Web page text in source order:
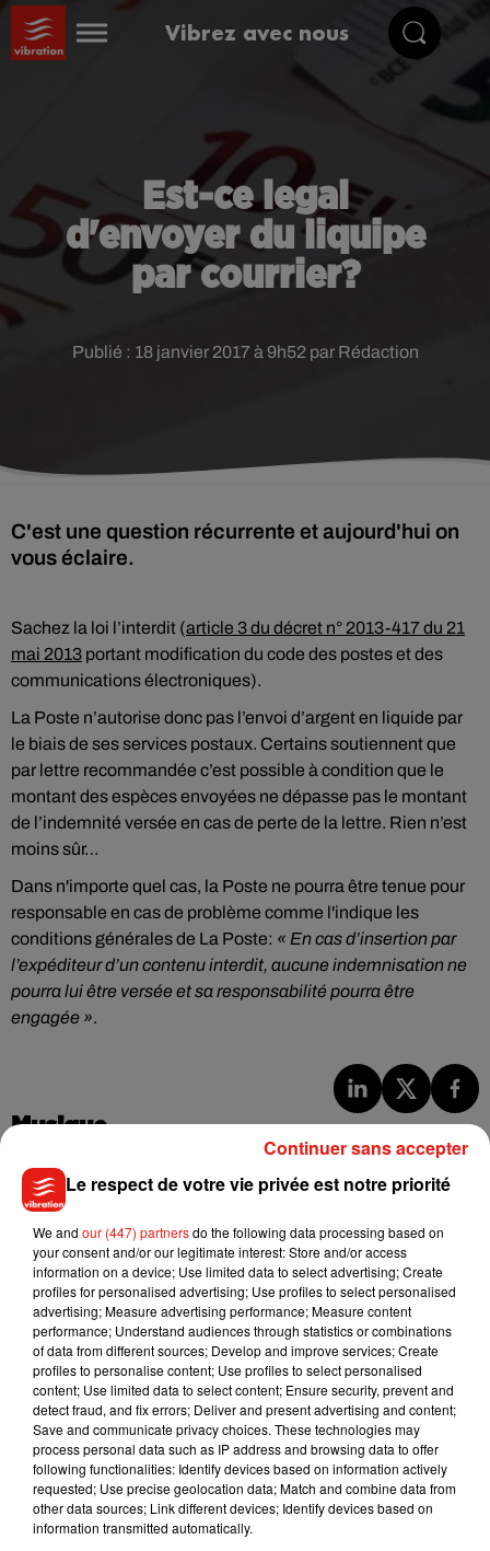
Vibrez avec nous
Est-ce legal
d'envoyer du liquipe
par courrier?
Publié : 18 janvier 2017 à 9h52 par Rédaction
C'est une question récurrente et aujourd'hui on
vous éclaire.
Sachez la loi l’interdit (article 3 du décret n° 2013-417 du 21
mai 2013 portant modification du code des postes et des
communications électroniques).
La Poste n’autorise donc pas l’envoi d’argent en liquide par
le biais de ses services postaux. Certains soutiennent que
par lettre recommandée c’est possible à condition que le
montant des espèces envoyées ne dépasse pas le montant
de l’indemnité versée en cas de perte de la lettre. Rien n’est
moins sûr…
Dans n'importe quel cas, la Poste ne pourra être tenue pour
responsable en cas de problème comme l'indique les
conditions générales de La Poste: « En cas d’insertion par
l’expéditeur d’un contenu interdit, aucune indemnisation ne
pourra lui être versée et sa responsabilité pourra être
engagée ».
Musique
5 août 2026
Becky G sur son nouveau single
4 août 2026
Tiny Desk invite Charlie Puth pour une
live session solaire
4 août 2026
Ariana Grande prendra une pause après
sa tournée mondiale
Le respect de votre vie privée est notre priorité
We and our (447) partnersdo the following data processing based on
your consent and/or our legitimate interest: Store and/or access
information on a device; Use limited data to select advertising; Create
profiles for personalised advertising; Use profiles to select personalised
advertising; Measure advertising performance; Measure content
performance; Understand audiences through statistics or combinations
of data from different sources; Develop and improve services; Create
profiles to personalise content; Use profiles to select personalised
content; Use limited data to select content; Ensure security, prevent and
detect fraud, and fix errors; Deliver and present advertising and content;
Save and communicate privacy choices. These technologies may
process personal data such as IP address and browsing data to offer
following functionalities: Identify devices based on information actively
requested; Use precise geolocation data; Match and combine data from
other data sources; Link different devices; Identify devices based on
information transmitted automatically.
Continuer sans accepter